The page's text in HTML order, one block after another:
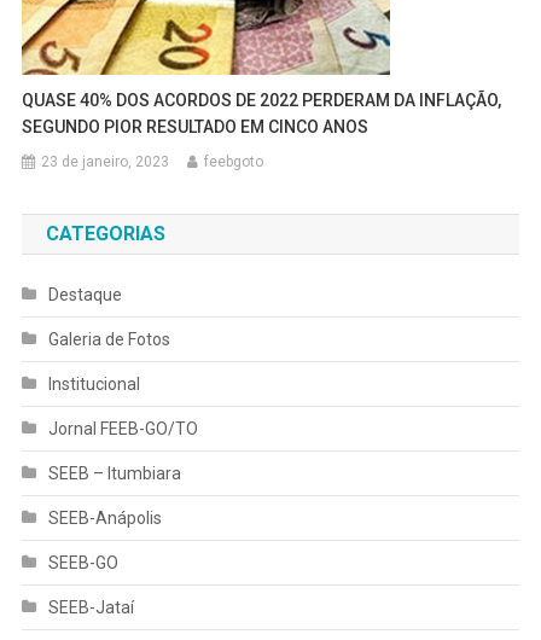
QUASE 40% DOS ACORDOS DE 2022 PERDERAM DA INFLAÇÃO,
SEGUNDO PIOR RESULTADO EM CINCO ANOS
23 de janeiro, 2023 feebgoto
CATEGORIAS
Destaque
Galeria de Fotos
Institucional
Jornal FEEB-GO/TO
SEEB – Itumbiara
SEEB-Anápolis
SEEB-GO
SEEB-Jataí